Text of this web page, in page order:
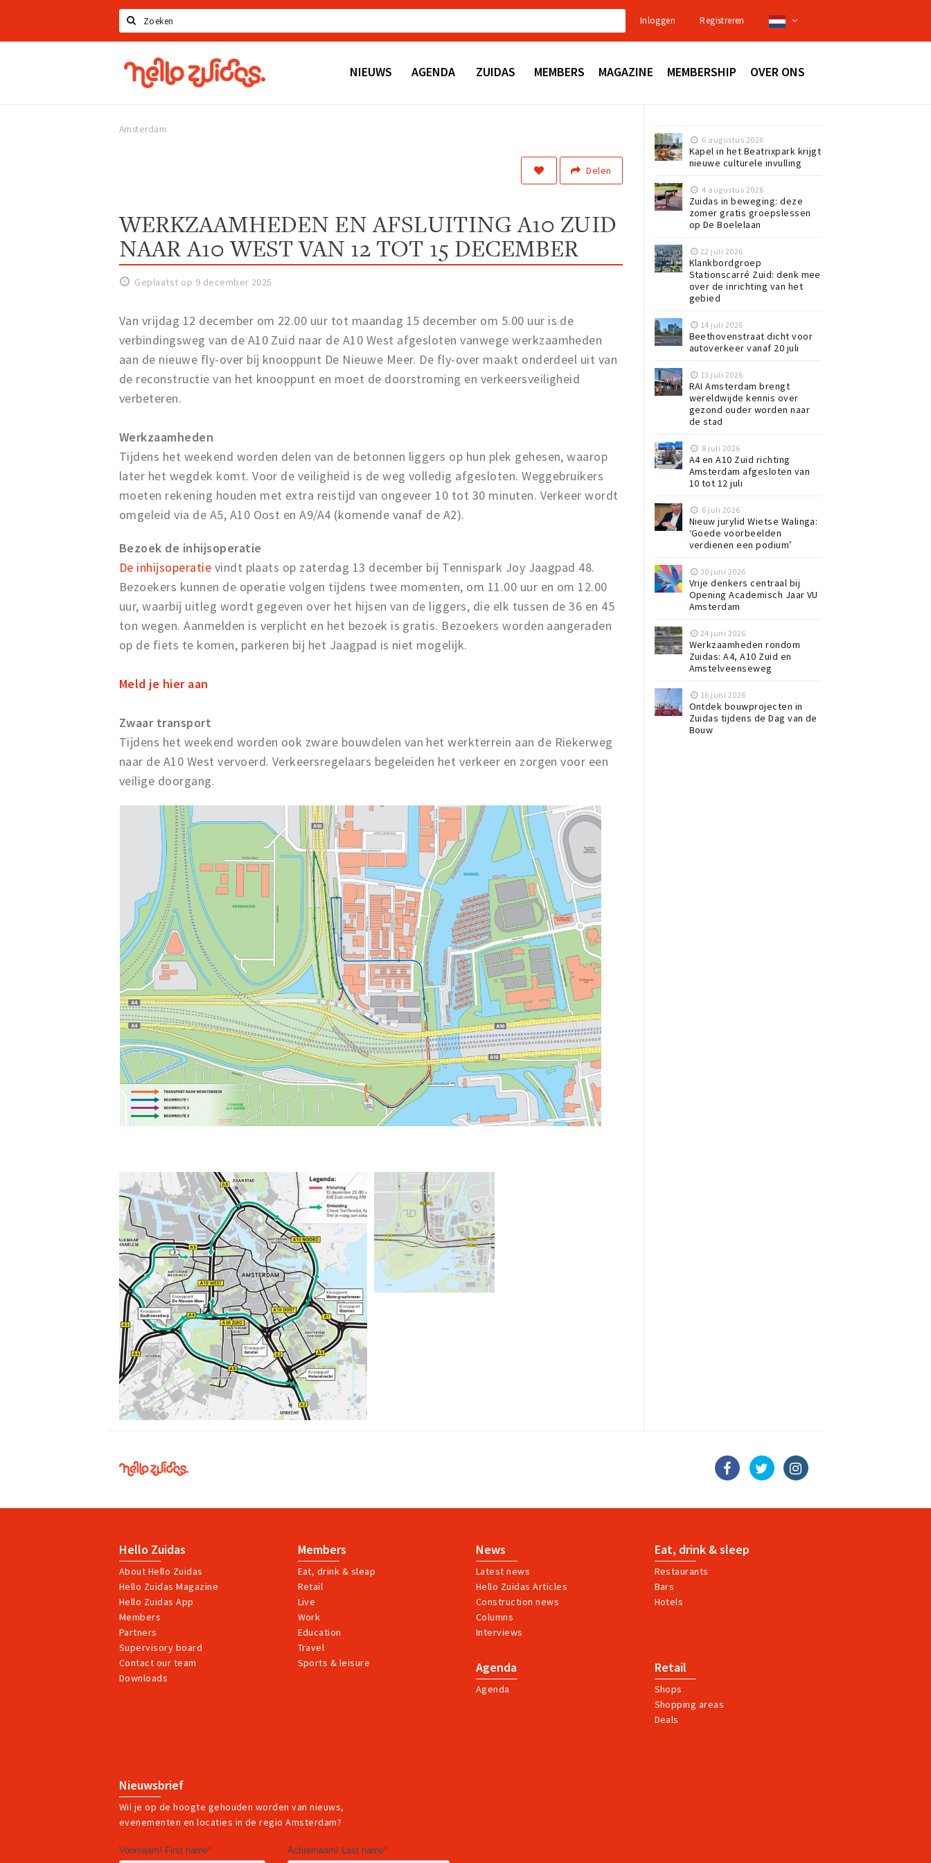
Zoeken
Inloggen Registreren
Hello
Zuidas
NIEUWS AGENDA ZUIDAS MEMBERS MAGAZINE MEMBERSHIP OVER ONS
Amsterdam
Delen
WERKZAAMHEDEN EN AFSLUITING A10 ZUID
NAAR A10 WEST VAN 12 TOT 15 DECEMBER
Geplaatst op 9 december 2025
Van vrijdag 12 december om 22.00 uur tot maandag 15 december om 5.00 uur is de
verbindingsweg van de A10 Zuid naar de A10 West afgesloten vanwege werkzaamheden
aan de nieuwe fly-over bij knooppunt De Nieuwe Meer. De fly-over maakt onderdeel uit van
de reconstructie van het knooppunt en moet de doorstroming en verkeersveiligheid
verbeteren.
Werkzaamheden
Tijdens het weekend worden delen van de betonnen liggers op hun plek gehesen, waarop
later het wegdek komt. Voor de veiligheid is de weg volledig afgesloten. Weggebruikers
moeten rekening houden met extra reistijd van ongeveer 10 tot 30 minuten. Verkeer wordt
omgeleid via de A5, A10 Oost en A9/A4 (komende vanaf de A2).
Bezoek de inhijsoperatie
De inhijsoperatie vindt plaats op zaterdag 13 december bij Tennispark Joy Jaagpad 48.
Bezoekers kunnen de operatie volgen tijdens twee momenten, om 11.00 uur en om 12.00
uur, waarbij uitleg wordt gegeven over het hijsen van de liggers, die elk tussen de 36 en 45
ton wegen. Aanmelden is verplicht en het bezoek is gratis. Bezoekers worden aangeraden
op de fiets te komen, parkeren bij het Jaagpad is niet mogelijk.
Meld je hier aan
Zwaar transport
Tijdens het weekend worden ook zware bouwdelen van het werkterrein aan de Riekerweg
naar de A10 West vervoerd. Verkeersregelaars begeleiden het verkeer en zorgen voor een
veilige doorgang.
6 augustus 2026
Kapel in het Beatrixpark krijgt
nieuwe culturele invulling
4 augustus 2026
Zuidas in beweging: deze
zomer gratis groepslessen
op De Boelelaan
22 juli 2026
Klankbordgroep
Stationscarré Zuid: denk mee
over de inrichting van het
gebied
14 juli 2026
Beethovenstraat dicht voor
autoverkeer vanaf 20 juli
13 juli 2026
RAI Amsterdam brengt
wereldwijde kennis over
gezond ouder worden naar
de stad
8 juli 2026
A4 en A10 Zuid richting
Amsterdam afgesloten van
10 tot 12 juli
6 juli 2026
Nieuw jurylid Wietse Walinga:
‘Goede voorbeelden
verdienen een podium’
30 juni 2026
Vrije denkers centraal bij
Opening Academisch Jaar VU
Amsterdam
24 juni 2026
Werkzaamheden rondom
Zuidas: A4, A10 Zuid en
Amstelveenseweg
16 juni 2026
Ontdek bouwprojecten in
Zuidas tijdens de Dag van de
Bouw
Hello
Zuidas
Hello Zuidas
About Hello Zuidas
Hello Zuidas Magazine
Hello Zuidas App
Members
Partners
Supervisory board
Contact our team
Downloads
Members
Eat, drink & sleap
Retail
Live
Work
Education
Travel
Sports & leisure
News
Latest news
Hello Zuidas Articles
Construction news
Columns
Interviews
Eat, drink & sleep
Restaurants
Bars
Hotels
Agenda
Agenda
Retail
Shops
Shopping areas
Deals
Nieuwsbrief
Wil je op de hoogte gehouden worden van nieuws,
evenementen en locaties in de regio Amsterdam?